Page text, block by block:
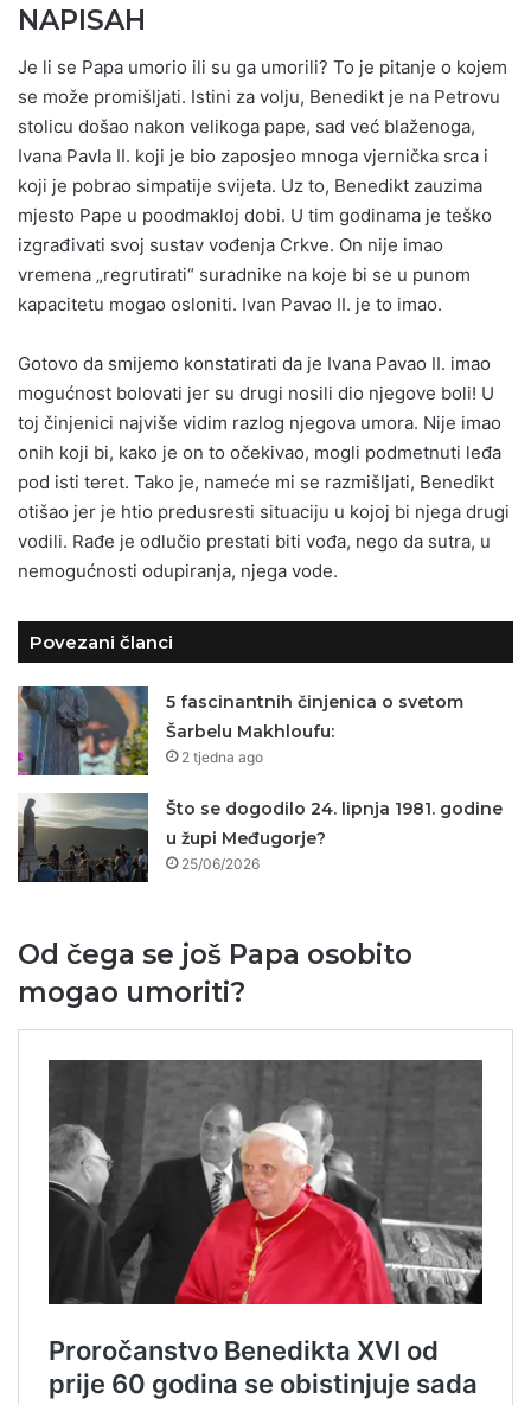
NAPISAH
Je li se Papa umorio ili su ga umorili? To je pitanje o kojem
se može promišljati. Istini za volju, Benedikt je na Petrovu
stolicu došao nakon velikoga pape, sad već blaženoga,
Ivana Pavla II. koji je bio zaposjeo mnoga vjernička srca i
koji je pobrao simpatije svijeta. Uz to, Benedikt zauzima
mjesto Pape u poodmakloj dobi. U tim godinama je teško
izgrađivati svoj sustav vođenja Crkve. On nije imao
vremena „regrutirati“ suradnike na koje bi se u punom
kapacitetu mogao osloniti. Ivan Pavao II. je to imao.
Gotovo da smijemo konstatirati da je Ivana Pavao II. imao
mogućnost bolovati jer su drugi nosili dio njegove boli! U
toj činjenici najviše vidim razlog njegova umora. Nije imao
onih koji bi, kako je on to očekivao, mogli podmetnuti leđa
pod isti teret. Tako je, nameće mi se razmišljati, Benedikt
otišao jer je htio predusresti situaciju u kojoj bi njega drugi
vodili. Rađe je odlučio prestati biti vođa, nego da sutra, u
nemogućnosti odupiranja, njega vode.
Povezani članci
5 fascinantnih činjenica o svetom
Šarbelu Makhloufu:
2 tjedna ago
Što se dogodilo 24. lipnja 1981. godine
u župi Međugorje?
25/06/2026
Od čega se još Papa osobito
mogao umoriti?